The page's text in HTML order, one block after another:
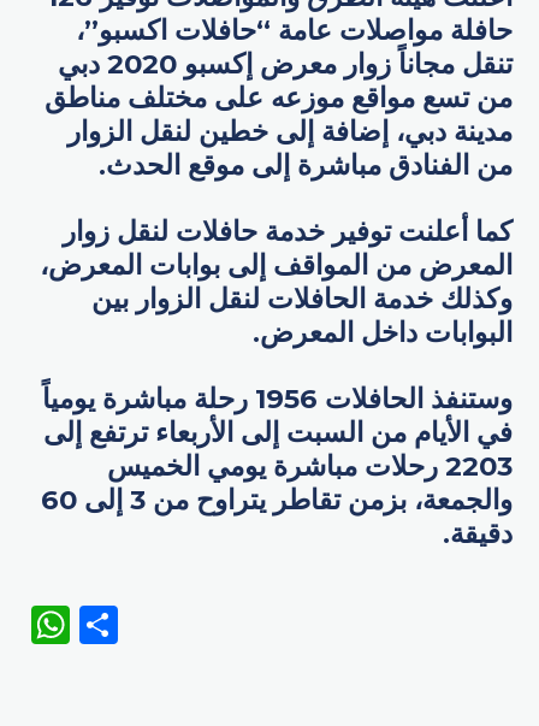
حافلة مواصلات عامة “حافلات اكسبو”،
تنقل مجاناً زوار معرض إكسبو 2020 دبي
من تسع مواقع موزعه على مختلف مناطق
مدينة دبي، إضافة إلى خطين لنقل الزوار
من الفنادق مباشرة إلى موقع الحدث.
كما أعلنت توفير خدمة حافلات لنقل زوار
المعرض من المواقف إلى بوابات المعرض،
وكذلك خدمة الحافلات لنقل الزوار بين
البوابات داخل المعرض.
وستنفذ الحافلات 1956 رحلة مباشرة يومياً
في الأيام من السبت إلى الأربعاء ترتفع إلى
2203 رحلات مباشرة يومي الخميس
والجمعة، بزمن تقاطر يتراوح من 3 إلى 60
دقيقة.
WhatsApp